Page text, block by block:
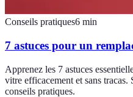
Conseils pratiques6 min
7 astuces pour un
Apprenez les 7 astuces
vitre efficacement et sans
conseils pratiques.